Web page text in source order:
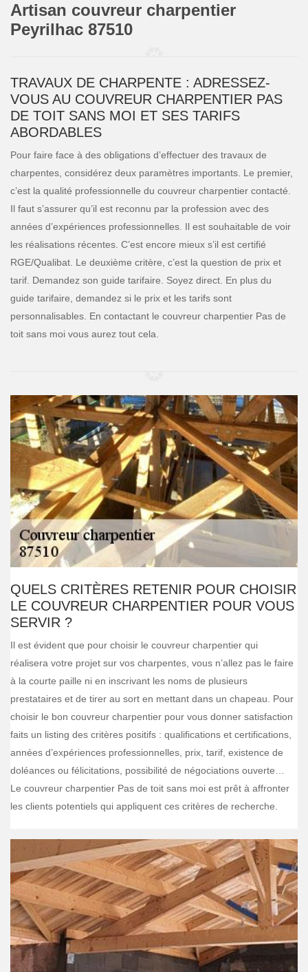
Artisan couvreur charpentier
Peyrilhac 87510
TRAVAUX DE CHARPENTE : ADRESSEZ-
VOUS AU COUVREUR CHARPENTIER PAS
DE TOIT SANS MOI ET SES TARIFS
ABORDABLES
Pour faire face à des obligations d’effectuer des travaux de
charpentes, considérez deux paramètres importants. Le premier,
c’est la qualité professionnelle du couvreur charpentier contacté.
Il faut s’assurer qu’il est reconnu par la profession avec des
années d’expériences professionnelles. Il est souhaitable de voir
les réalisations récentes. C’est encore mieux s’il est certifié
RGE/Qualibat. Le deuxième critère, c’est la question de prix et
tarif. Demandez son guide tarifaire. Soyez direct. En plus du
guide tarifaire, demandez si le prix et les tarifs sont
personnalisables. En contactant le couvreur charpentier Pas de
toit sans moi vous aurez tout cela.
QUELS CRITÈRES RETENIR POUR CHOISIR
LE COUVREUR CHARPENTIER POUR VOUS
SERVIR ?
Il est évident que pour choisir le couvreur charpentier qui
réalisera votre projet sur vos charpentes, vous n’allez pas le faire
à la courte paille ni en inscrivant les noms de plusieurs
prestataires et de tirer au sort en mettant dans un chapeau. Pour
choisir le bon couvreur charpentier pour vous donner satisfaction
faits un listing des critères positifs : qualifications et certifications,
années d’expériences professionnelles, prix, tarif, existence de
doléances ou félicitations, possibilité de négociations ouverte…
Le couvreur charpentier Pas de toit sans moi est prêt à affronter
les clients potentiels qui appliquent ces critères de recherche.